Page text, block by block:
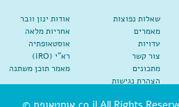
שאלות נפוצות
אודות ינון וובר
מאמרים
אחריות מלאה
עדויות
אוסטאופתיה
צור קשר
רא"י (IRO)
מתכונים
מאמר תוכן משתנה
הצהרת נגישות